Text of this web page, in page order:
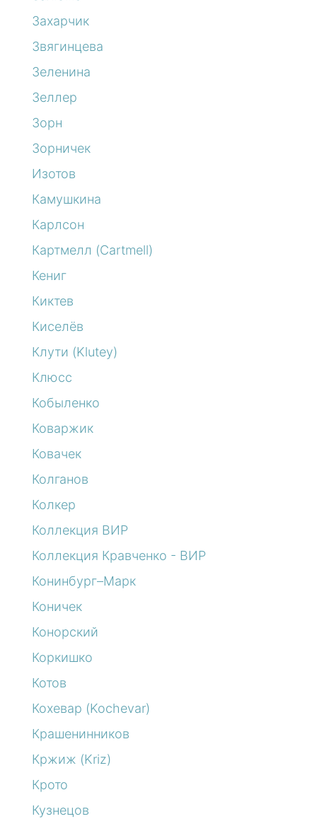
Захарчик
Звягинцева
Зеленина
Зеллер
Зорн
Зорничек
Изотов
Камушкина
Карлсон
Картмелл (Cartmell)
Кениг
Киктев
Киселёв
Клути (Klutey)
Клюсс
Кобыленко
Коваржик
Ковачек
Колганов
Колкер
Коллекция ВИР
Коллекция Кравченко - ВИР
Конинбург–Марк
Коничек
Конорский
Коркишко
Котов
Кохевар (Kochevar)
Крашенинников
Кржиж (Kriz)
Крото
Кузнецов